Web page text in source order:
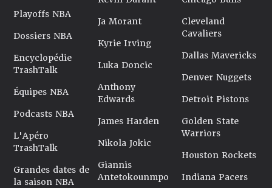
Playoffs NBA
Dossiers NBA
Encyclopédie
TrashTalk
Équipes NBA
Podcasts NBA
L'Apéro
TrashTalk
Grandes dates de
la saison NBA
Ja Morant
Kyrie Irving
Luka Doncic
Anthony
Edwards
James Harden
Nikola Jokic
Giannis
Antetokounmpo
Cleveland
Cavaliers
Dallas Mavericks
Denver Nuggets
Detroit Pistons
Golden State
Warriors
Houston Rockets
Indiana Pacers